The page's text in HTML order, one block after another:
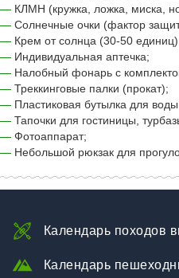
— КЛМН (кружка, ложка, миска,
— Солнечные очки (фактор
— Крем от солнца (30-50
— Индивидуальная аптечка;
— Налобный фонарь с
— Треккинговые палки (прокат);
— Пластиковая бутылка для
— Тапочки для гостиницы,
— Фотоаппарат;
— Небольшой рюкзак для
Календарь походов
Календарь